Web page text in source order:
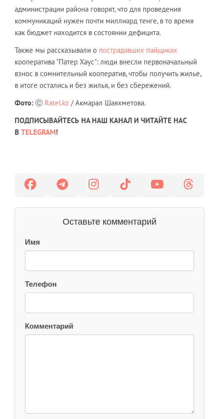
администрации района говорят, что для проведения
коммуникаций нужен почти миллиард тенге, в то время
как бюджет находится в состоянии дефицита.
Также мы рассказывали о пострадавших пайщиках
кооператива "Патер Хаус": люди внесли первоначальный
взнос в сомнительный кооператив, чтобы получить жилье,
в итоге остались и без жилья, и без сбережений.
Фото: Ⓒ Ratel.kz / Акмарал Шаяхметова.
ПОДПИСЫВАЙТЕСЬ НА НАШ КАНАЛ И ЧИТАЙТЕ НАС
В TELEGRAM!
Оставьте комментарий
Имя
Телефон
Комментарий